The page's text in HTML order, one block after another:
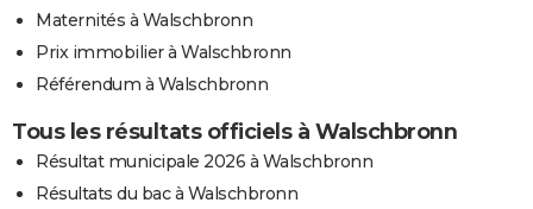
Maternités à Walschbronn
Prix immobilier à Walschbronn
Référendum à Walschbronn
Tous les résultats officiels à Walschbronn
Résultat municipale 2026 à Walschbronn
Résultats du bac à Walschbronn